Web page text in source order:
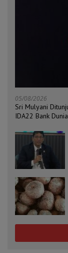
05/08/2026
Sri Mulyani
IDA22 Bank Dunia